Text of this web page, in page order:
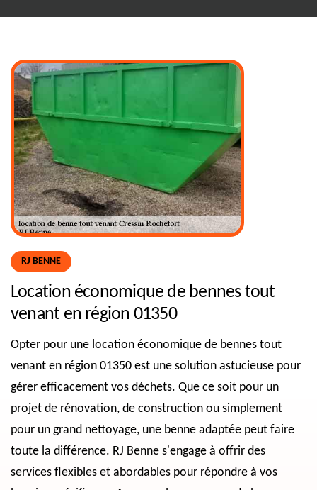
RJ BENNE
Location économique de bennes tout
venant en région 01350
Opter pour une location économique de bennes tout
venant en région 01350 est une solution astucieuse pour
gérer efficacement vos déchets. Que ce soit pour un
projet de rénovation, de construction ou simplement
pour un grand nettoyage, une benne adaptée peut faire
toute la différence. RJ Benne s'engage à offrir des
services flexibles et abordables pour répondre à vos